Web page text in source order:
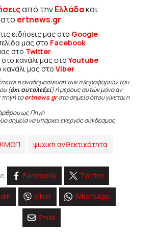
από τηνΕλλάδακαι
ertnews.gr
ειδήσεις μας στο Google
μας στο Facebook
στο Twitter
κανάλι μας στοYoutube
κανάλι μας στο Viber
η αναδημοσίευση των πληροφοριών του
(όχι αυτολεξεί) ή μέρους αυτών μόνο αν:
πηγή τοertnews.grστο σημείο όπου γίνεται η
ως Πηγή
σημεία να υπάρχει ενεργός σύνδεσμος
ΚΜΟΠ ψυχική ανθεκτικότητα
Facebook Twitter
Viber WhatsApp
Email